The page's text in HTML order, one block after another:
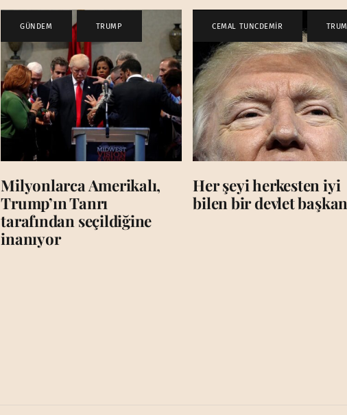
GÜNDEM , TRUMP
Milyonlarca Amerikalı,
Trump’ın Tanrı
tarafından seçildiğine
inanıyor
CEMAL TUNCDEMİR ,
Her şeyi herkesten iyi
bilen bir devlet